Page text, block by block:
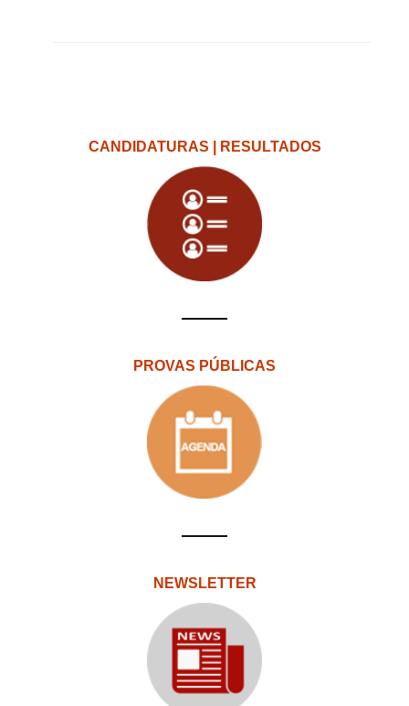
CANDIDATURAS | RESULTADOS
PROVAS PÚBLICAS
NEWSLETTER